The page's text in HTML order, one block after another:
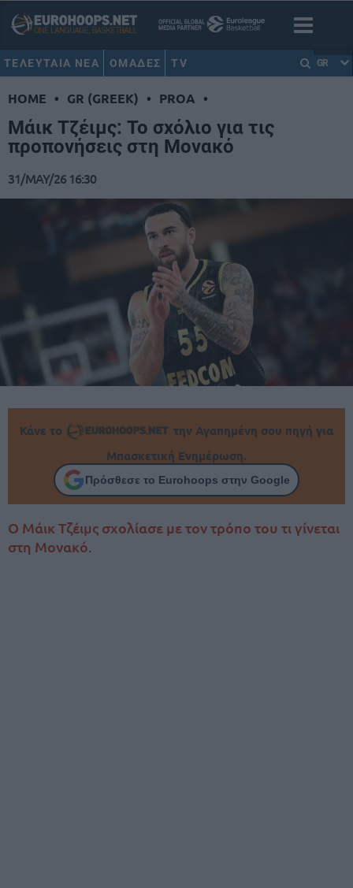
ΤΕΛΕΥΤΑΙΑ ΝΕΑ ΟΜΑΔΕΣ TV GR
HOME • GR (GREEK) • PROA •
Μάικ Τζέιμς: Το σχόλιο για τις
προπονήσεις στη Μονακό
31/MAY/26 16:30
Κάνε το
την Αγαπημένη σου πηγή για
Μπασκετική Ενημέρωση.
Πρόσθεσε το Eurohoops στην Google
Ο Μάικ Τζέιμς σχολίασε με τον τρόπο του τι γίνεται
στη Μονακό.